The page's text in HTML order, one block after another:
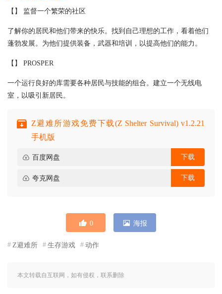
【】 监督一个繁荣的社区
了解你的居民和他们带来的快乐。找到自己理想的工作，看着他们
蓬勃发展。为他们提供装备，武器和培训，以提高他们的能力。
【】 PROSPER
一个运行良好的库需要各种居民与技能的组合。建立一个无线电
室，以吸引新居民。
Z避难所游戏免费下载(Z Shelter Survival) v1.2.21
手机版
百度网盘 下载
夸克网盘 下载
0 海报
Z避难所 生存游戏 动作
本文转载自互联网，如有侵权，联系删除